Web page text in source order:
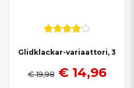
Glidklackar-variaattori, 3
€ 19,98 € 14,96